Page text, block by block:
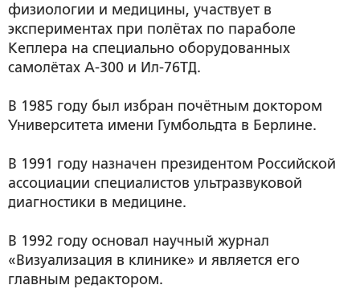
физиологии и медицины, участвует в
экспериментах при полётах по параболе
Кеплера на специально оборудованных
самолётах А-300 и Ил-76ТД.
В 1985 году был избран почётным доктором
Университета имени Гумбольдта в Берлине.
В 1991 году назначен президентом Российской
ассоциации специалистов ультразвуковой
диагностики в медицине.
В 1992 году основал научный журнал
«Визуализация в клинике» и является его
главным редактором.